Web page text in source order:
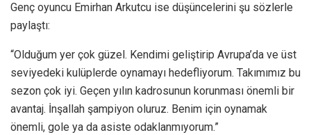
Genç oyuncu Emirhan Arkutcu ise düşüncelerini şu sözlerle
paylaştı:
“Olduğum yer çok güzel. Kendimi geliştirip Avrupa’da ve üst
seviyedeki kulüplerde oynamayı hedefliyorum. Takımımız bu
sezon çok iyi. Geçen yılın kadrosunun korunması önemli bir
avantaj. İnşallah şampiyon oluruz. Benim için oynamak
önemli, gole ya da asiste odaklanmıyorum.”